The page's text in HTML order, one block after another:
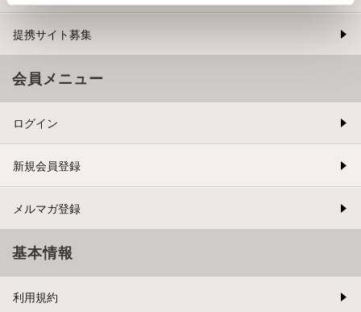
提携サイト募集
会員メニュー
ログイン
新規会員登録
メルマガ登録
基本情報
利用規約